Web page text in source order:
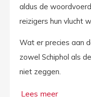
aldus de
reizigers hun vlucht
Wat er precies aan
zowel Schiphol als
niet zeggen.